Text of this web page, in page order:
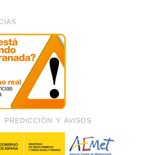
PREDICCIÓN Y AVISOS